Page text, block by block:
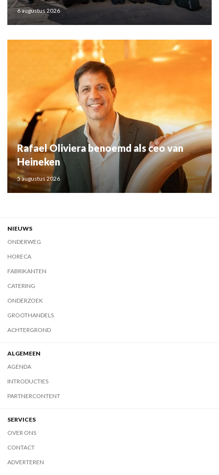
6 augustus 2026
Rafael Oliviera benoemd als ceo van
Heineken
5 augustus 2026
NIEUWS
ONDERWEG
HORECA
FABRIKANTEN
CATERING
ONDERZOEK
GROOTHANDELS
ACHTERGROND
ALGEMEEN
AGENDA
INTRODUCTIES
PARTNERCONTENT
SERVICES
OVER ONS
CONTACT
ADVERTEREN